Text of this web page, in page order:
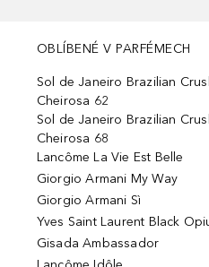
OBLÍBENÉ V PARFÉMECH
Sol de Janeiro Brazilian
Cheirosa 62
Sol de Janeiro Brazilian
Cheirosa 68
Lancôme La Vie Est Belle
Giorgio Armani My Way
Giorgio Armani Sì
Yves Saint Laurent Black
Gisada Ambassador